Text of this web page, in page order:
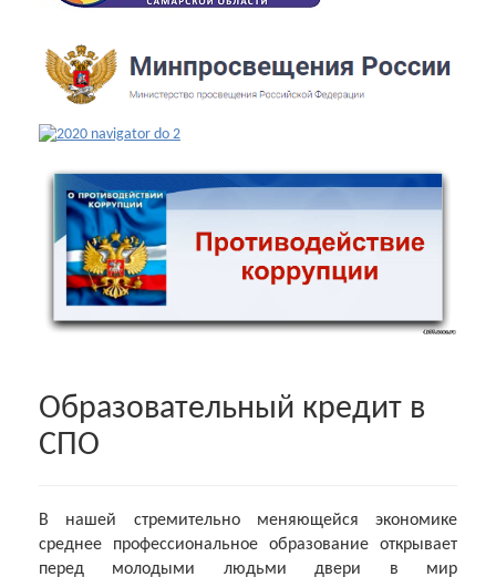
Образовательный кредит в
СПО
В нашей стремительно меняющейся экономике
среднее профессиональное образование открывает
перед молодыми людьми двери в мир